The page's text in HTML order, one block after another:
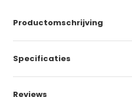
Productomschrijving
Specificaties
Reviews